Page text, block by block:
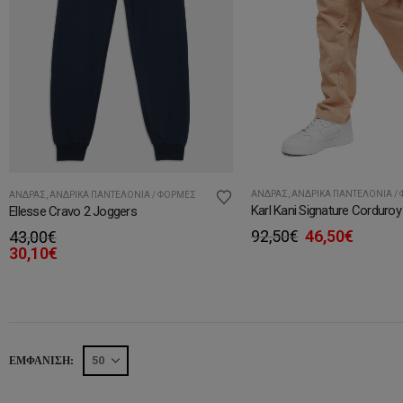
ΆΝΔΡΑΣ ΑΝΔΡΙΚΆ ΠΑΝΤΕΛΌΝΙΑ / ΦΌΡΜΕΣ
Ellesse Cravo 2 Joggers
43,00€
30,10€
ΆΝΔΡΑΣ,ΑΝΔΡΙΚΆ ΠΑΝΤΕΛΌΝΙΑ /
92,50€ Original
46,50€Η
ΕΜΦΆΝΙΣΗ: